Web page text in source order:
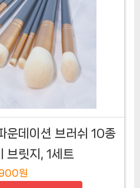
운데이션 브러쉬 10종
브릿지, 1세트
원